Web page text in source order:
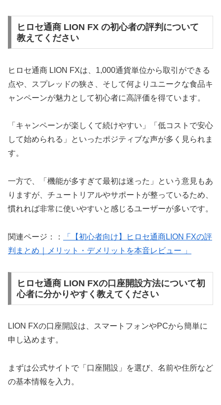
ヒロセ通商 LION FX の初心者の評判について
教えてください
ヒロセ通商 LION FXは、1,000通貨単位から取引ができる
点や、スプレッドの狭さ、そして何よりユニークな食品キ
ャンペーンが魅力として初心者に高評価を得ています。
「キャンペーンが楽しくて続けやすい」「低コストで安心
して始められる」といったポジティブな声が多く見られま
す。
一方で、「機能が多すぎて最初は迷った」という意見もあ
りますが、チュートリアルやサポートが整っているため、
慣れれば非常に使いやすいと感じるユーザーが多いです。
関連ページ：： 「
【初心者向け】ヒロセ通商LION FXの評
判まとめ｜メリット・デメリットを本音レビュー 」
ヒロセ通商 LION FXの口座開設方法について初
心者に分かりやすく教えてください
LION FXの口座開設は、スマートフォンやPCから簡単に
申し込めます。
まずは公式サイトで「口座開設」を選び、名前や住所など
の基本情報を入力。